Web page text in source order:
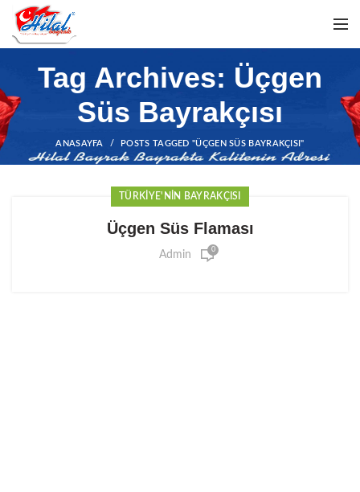
Tag Archives: Üçgen
Süs Bayrakçısı
ANASAYFA POSTS TAGGED "ÜÇGEN SÜS BAYRAKÇISI"
TÜRKIYE'NIN BAYRAKÇISI
Üçgen Süs Flaması
Admin 0